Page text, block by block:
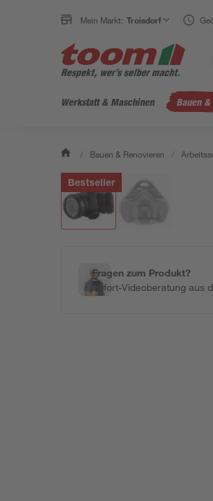
Mein Markt: Troisdorf
Werkstatt & Maschinen Bauen
/ Bauen & Renovieren /
Bestseller
Fragen zum Produkt?
Sofort-Videoberatung aus